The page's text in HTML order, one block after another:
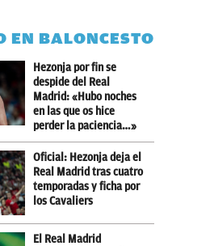
EN BALONCESTO
Hezonja por fin se
despide del Real
Madrid: «Hubo noches
en las que os hice
perder la paciencia…»
Oficial: Hezonja deja el
Real Madrid tras cuatro
temporadas y ficha por
los Cavaliers
El Real Madrid